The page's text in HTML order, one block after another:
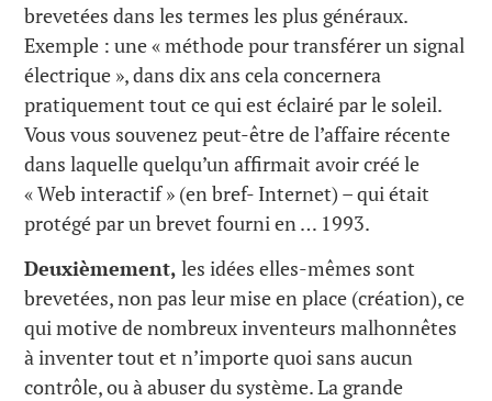
brevetées dans les termes les plus généraux.
Exemple : une « méthode pour transférer un signal
électrique », dans dix ans cela concernera
pratiquement tout ce qui est éclairé par le soleil.
Vous vous souvenez peut-être de l’affaire récente
dans laquelle quelqu’un affirmait avoir créé le
« Web interactif » (en bref- Internet) – qui était
protégé par un brevet fourni en … 1993.
Deuxièmement,les idées elles-mêmes sont
brevetées, non pas leur mise en place (création), ce
qui motive de nombreux inventeurs malhonnêtes
à inventer tout et n’importe quoi sans aucun
contrôle, ou à abuser du système. La grande